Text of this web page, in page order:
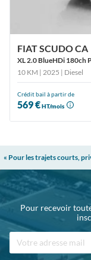
FIAT SCUDO CA
XL 2.0 BlueHDi 180ch
10 KM | 2025 | Diesel
Crédit bail à partir de
569 €HT/mois
« Pour les trajets courts,
Pour recevoir